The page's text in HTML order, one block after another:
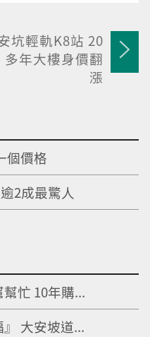
坑輕軌K8站 20
多年大樓身價翻
漲
個價格
2成最驚人
忙 10年購...
大安坡道...